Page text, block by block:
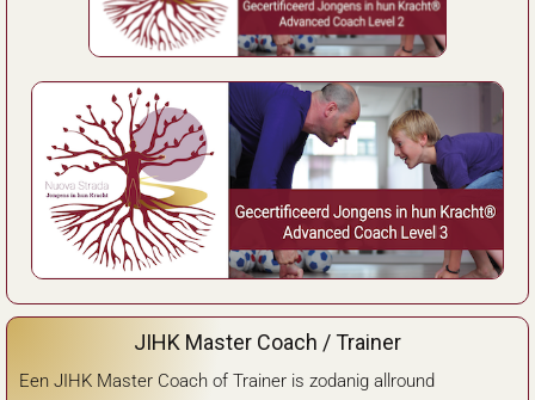
JIHK Master Coach / Trainer
Een JIHK Master Coach of Trainer is zodanig allround